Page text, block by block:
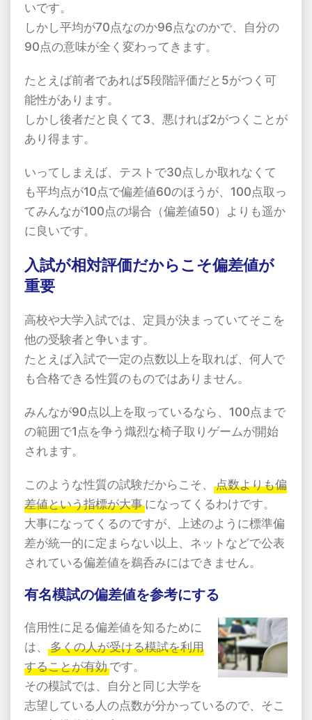
いです。
しかし平均が70点なのか96点なのかで、自分の
90点の意味が全く変わってきます。
たとえば前者であれば5段階評価だと5がつく可
能性があります。
しかし後者だと良くて3、悪ければ2がつくことが
あり得ます。
いってしまえば、テストで30点しか取れなくて
も平均点が10点で偏差値60のほうが、100点取っ
てみんなが100点の場合（偏差値50）よりも遥か
に良いです。
入試が相対評価だからこそ偏差値が
重要
高校や大学入試では、定員が決まっていてそこを
他の受験者と争います。
たとえば入試で一定の点数以上を取れば、何人で
も合格できる性質のものではありません。
みんなが90点以上を取っているなら、100点まで
の範囲で1点を争う熾烈な椅子取りゲームが開始
されます。
このような性質の試験だからこそ、
点数よりも偏
差値という指標が大事 になってくるわけです。
大事になってくるのですが、上述のように標準偏
差が統一的に定まらない以上、ネットなどで公表
されている偏差値を鵜呑みにはできません。
有名模試の偏差値を参考にする
信用性に足る偏差値を知るために
は、
多くの人が受ける模試を利用
することが有効 です。
その模試では、自分と同じ大学を
志望している人の点数が分かっているので、そこ